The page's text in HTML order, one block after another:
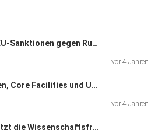
EP. 5: US- und EU-Sanktionen gegen Russland - Was müssen Hochschulen und Forschungseinrichtungen wissen?
vor 4 Jahren
3. 3G-Kontrollen, Core Facilities und Unterdrückung von Ansichten - Druck auf Wissenschaftsfreiheit
vor 4 Jahren
EP. 2: Was schützt die Wissenschaftsfreiheit - und was nicht?